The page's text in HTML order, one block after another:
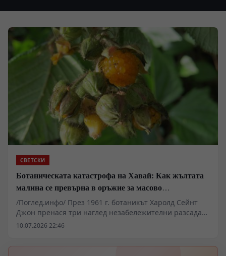
СВЕТСКИ
Ботаническата катастрофа на Хавай: Как жълтата
малина се превърна в оръжие за масово
унищожение
/Поглед.инфо/ През 1961 г. ботаникът Харолд Сейнт
Джон пренася три наглед незабележителни разсада
от азиатска малина в колекцията на Хавайския
10.07.2026 22:46